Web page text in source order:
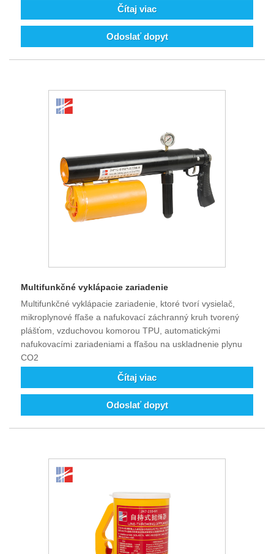
Čítaj viac
Odoslať dopyt
Multifunkčné vyklápacie zariadenie
Multifunkčné vyklápacie zariadenie, ktoré tvorí vysielač,
mikroplynové fľaše a nafukovací záchranný kruh tvorený
plášťom, vzduchovou komorou TPU, automatickými
nafukovacími zariadeniami a fľašou na uskladnenie plynu
CO2
Čítaj viac
Odoslať dopyt